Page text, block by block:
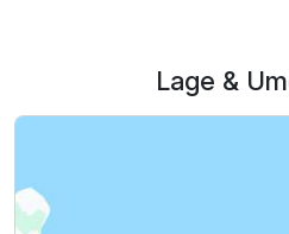
Lage &